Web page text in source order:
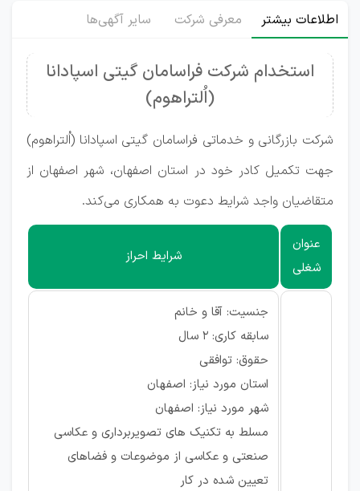
اطلاعات بیشتر معرفی شرکت سایر آگهی‌ها
استخدام شرکت فراسامان گیتی اسپادانا
(اُلتراهوم)
شرکت بازرگانی و خدماتی فراسامان گیتی اسپادانا (اُلتراهوم)
جهت تکمیل کادر خود در استان اصفهان، شهر اصفهان از
متقاضیان واجد شرایط دعوت به همکاری می‌کند.
عنوان
شغلی
شرایط احراز
جنسیت: آقا و خانم
سابقه کاری: ۲ سال
حقوق: توافقی
استان مورد نیاز: اصفهان
شهر مورد نیاز: اصفهان
مسلط به تکنیک های تصویربرداری و عکاسی
صنعتی و عکاسی از موضوعات و فضاهای
تعیین شده در کار